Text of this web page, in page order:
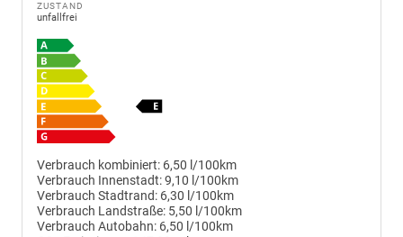
ZUSTAND
unfallfrei
Verbrauch kombiniert: 6,50 l/100km
Verbrauch Innenstadt:9,10 l/100km
Verbrauch Stadtrand: 6,30 l/100km
Verbrauch Landstraße: 5,50 l/100km
Verbrauch Autobahn: 6,50 l/100km